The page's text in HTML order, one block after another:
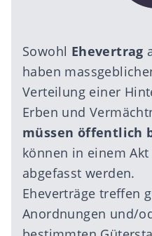
Sowohl Ehevertrag
haben
Verteilung einer
Erben und
müssen öffentlich
können in einem
abgefasst werden.
Eheverträge treffen
Anordnungen und/